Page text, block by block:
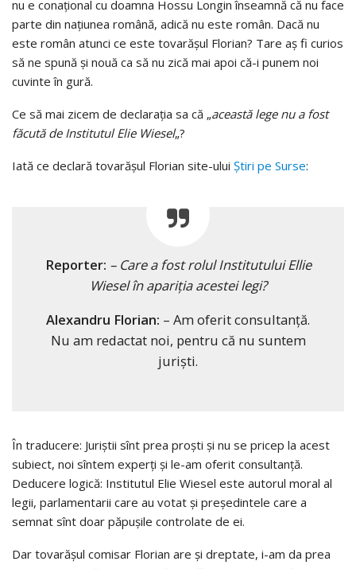
nu e conațional cu doamna Hossu Longin înseamnă că nu face
parte din națiunea română, adică nu este român. Dacă nu
este român atunci ce este tovarășul Florian? Tare aș fi curios
să ne spună și nouă ca să nu zică mai apoi că-i punem noi
cuvinte în gură.
Ce să mai zicem de declarația sa că „această lege nu a fost
făcută de Institutul Elie Wiesel„?
Iată ce declară tovarășul Florian site-ului Știri pe Surse:
Reporter: – Care a fost rolul Institutului Ellie
Wiesel în apariţia acestei legi?
Alexandru Florian: – Am oferit consultanţă.
Nu am redactat noi, pentru că nu suntem
jurişti.
În traducere: Juriștii sînt prea proști și nu se pricep la acest
subiect, noi sîntem experți și le-am oferit consultanță.
Deducere logică: Institutul Elie Wiesel este autorul moral al
legii, parlamentarii care au votat și președintele care a
semnat sînt doar păpușile controlate de ei.
Dar tovarășul comisar Florian are și dreptate, i-am da prea